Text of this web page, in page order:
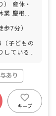
） 産休・
業 慶弔休
歩7分）
子どもの
ている子
の着脱等
着 ・行事
あり
度
キープ